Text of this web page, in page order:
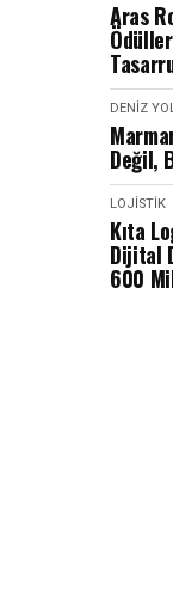
Aras
DENIZ
Değil,
LOJISTIK
Kıta
Dijital
600